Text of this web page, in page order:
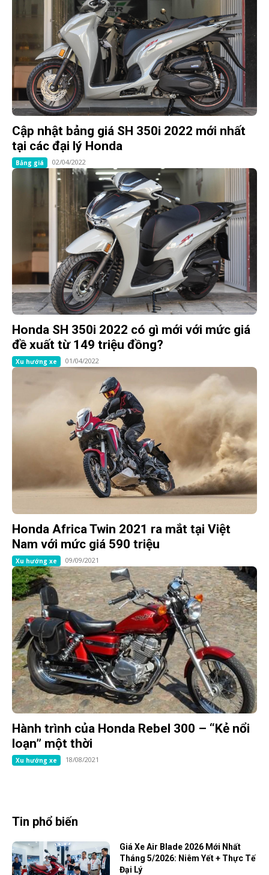
Cập nhật bảng giá SH 350i 2022 mới nhất
tại các đại lý Honda
Bảng giá 02/04/2022
Honda SH 350i 2022 có gì mới với mức giá
đề xuất từ 149 triệu đồng?
Xu hướng xe 01/04/2022
Honda Africa Twin 2021 ra mắt tại Việt
Nam với mức giá 590 triệu
Xu hướng xe 09/09/2021
Hành trình của Honda Rebel 300 – “Kẻ nổi
loạn” một thời
Xu hướng xe 18/08/2021
Tin phổ biến
Giá Xe Air Blade 2026 Mới Nhất
Tháng 5/2026: Niêm Yết + Thực Tế
Đại Lý